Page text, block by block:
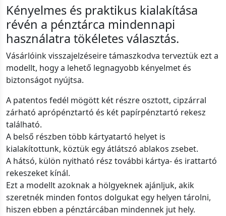
Kényelmes és praktikus kialakítása
révén a pénztárca mindennapi
használatra tökéletes választás.
Vásárlóink visszajelzéseire támaszkodva terveztük ezt a
modellt, hogy a lehető legnagyobb kényelmet és
biztonságot nyújtsa.
A patentos fedél mögött két részre osztott, cipzárral
zárható aprópénztartó és két papírpénztartó rekesz
található.
A belső részben több kártyatartó helyet is
kialakítottunk, köztük egy átlátszó ablakos zsebet.
A hátsó, külön nyitható rész további kártya- és irattartó
rekeszeket kínál.
Ezt a modellt azoknak a hölgyeknek ajánljuk, akik
szeretnék minden fontos dolgukat egy helyen tárolni,
hiszen ebben a pénztárcában mindennek jut hely.